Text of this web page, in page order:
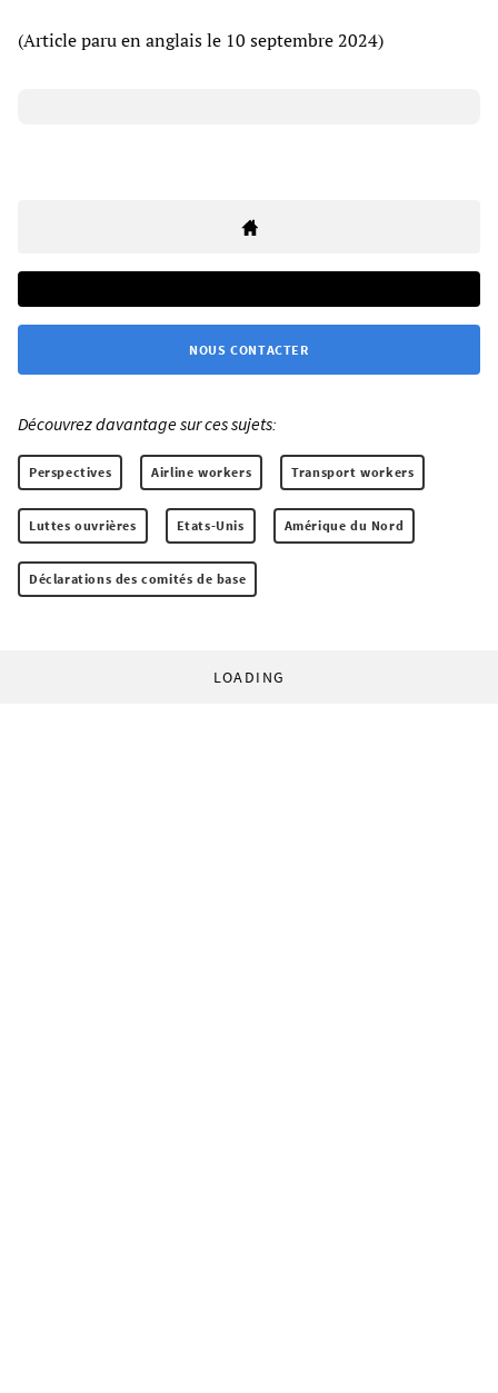
(Article paru en anglais le 10 septembre 2024)
NOUS CONTACTER
Découvrez davantage sur ces sujets:
Perspectives Airline workers Transport workers
Luttes ouvrières Etats-Unis Amérique du Nord
Déclarations des comités de base
LOADING